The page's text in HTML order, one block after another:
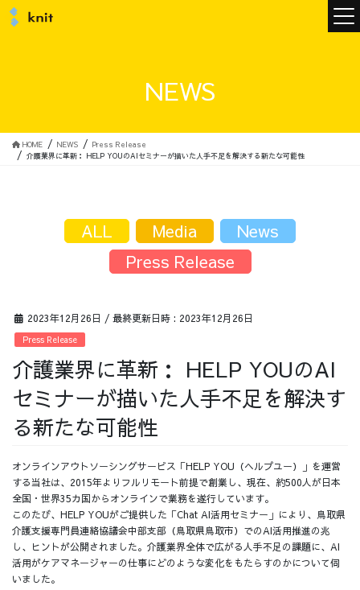
サービス
採用情報
採用情報トップ チームインタビュー01
チームインタビュー02 チームインタビュー03
NEWS
HOME NEWS
Press Release
介護業界に革新： HELP YOUのAIセミナーが描いた人手不足を解決する新たな可能性
2023年12月26日 / 最終更新日時 : 2023年12月26日
Press Release
介護業界に革新： HELP YOUのAI
セミナーが描いた人手不足を解決す
る新たな可能性
オンラインアウトソーシングサービス「HELP YOU（ヘルプユー）」を運営
する当社は、2015年よりフルリモート前提で創業し、現在、約500人が日本
全国・世界35カ国からオンラインで業務を遂行しています。
このたび、HELP YOUがご提供した「Chat AI活用セミナー」により、鳥取県
介護支援専門員連絡協議会中部支部（鳥取県鳥取市）でのAI活用推進の兆
し、ヒントが公開されました。介護業界全体で広がる人手不足の課題に、AI
活用がケアマネージャーの仕事にどのような変化をもたらすのかについて伺
いました。
ALL Media
News
Press Release